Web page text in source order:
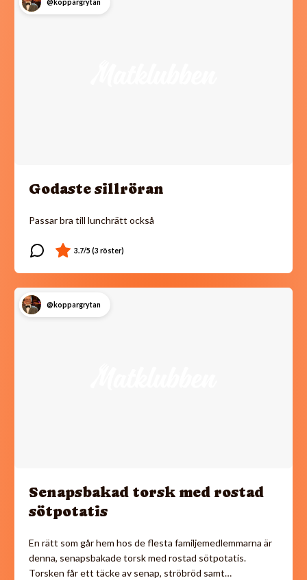
@koppargrytan
Godaste sillröran
Passar bra till lunchrätt också
@koppargrytan
Senapsbakad torsk med rostad
sötpotatis
En rätt som går hem hos de flesta familjemedlemmarna är
denna, senapsbakade torsk med rostad sötpotatis.
Torsken får ett täcke av senap, ströbröd samt…